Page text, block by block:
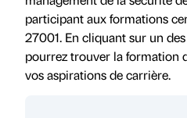
participant aux formations
27001. En cliquant sur un
pourrez trouver la formation
vos aspirations de carrière.